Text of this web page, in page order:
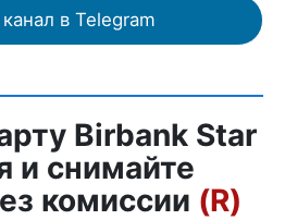
в Telegram
Birbank Star
и снимайте
комиссии (R)